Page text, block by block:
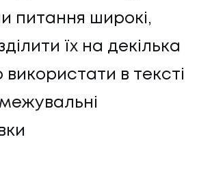
питання широкі,
їх на декілька
використати в тексті